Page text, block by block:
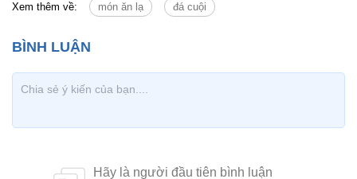
Xem thêm về: món ăn lạ đá cuội